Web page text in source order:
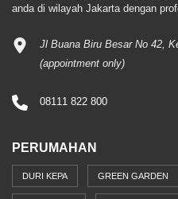
anda di wilayah Jakarta dengan
Jl Buana Biru Besar No 42,
(appointment only)
08111 822 800
PERUMAHAN
DURI KEPA GREEN GARDEN